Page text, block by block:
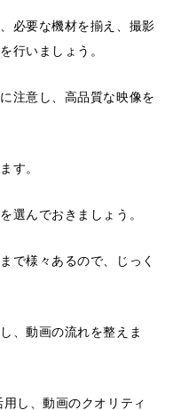
必要な機材を揃え、撮影
行いましょう。
注意し、高品質な映像を
す。
選んでおきましょう。
で様々あるので、じっく
、動画の流れを整えま
し、動画のクオリティ